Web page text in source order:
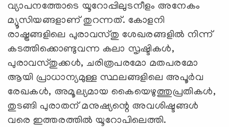
വ്യാപനത്തോടെ യൂറോപ്പിലുടനീളം അനേകം
മ്യൂസിയങ്ങളാണ് തുറന്നത്. കോളനി
രാഷ്ട്രങ്ങളിലെ പുരാവസ്തു ശേഖരങ്ങളിൽ നിന്ന്
കടത്തിക്കൊണ്ടുവന്ന കലാ സൃഷ്ടികള്‍,
പുരാവസ്തുക്കൾ, ചരിത്രപരമോ മതപരമോ
ആയി പ്രാധാന്യമുള്ള സ്ഥലങ്ങളിലെ അപൂർവ
രേഖകൾ, അമൂല്യമായ കൈയെഴുത്തുപ്രതികൾ,
തുടങ്ങി പുരാതന് മനുഷ്യന്റെ അവശിഷ്ടങ്ങൾ
വരെ ഇത്തരത്തില്‍ യൂറോപിലെത്തി.